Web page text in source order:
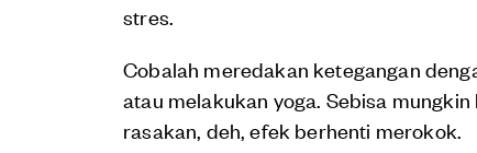
stres.
Cobalah meredakan ketegangan
atau melakukan yoga. Sebisa
rasakan, deh, efek berhenti merokok.